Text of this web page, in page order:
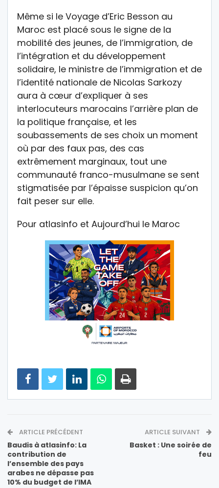
Même si le Voyage d’Eric Besson au
Maroc est placé sous le signe de la
mobilité des jeunes, de l’immigration, de
l’intégration et du développement
solidaire, le ministre de l’immigration et de
l’identité nationale de Nicolas Sarkozy
aura à cœur d’expliquer à ses
interlocuteurs marocains l’arrière plan de
la politique française, et les
soubassements de ses choix un moment
où par des faux pas, des cas
extrêmement marginaux, tout une
communauté franco-musulmane se sent
stigmatisée par l’épaisse suspicion qu’on
fait peser sur elle.
Pour atlasinfo et Aujourd’hui le Maroc
ARTICLE PRÉCÉDENT
Baudis à atlasinfo: La
contribution de
l’ensemble des pays
arabes ne dépasse pas
10% du budget de l’IMA
ARTICLE SUIVANT
Basket : Une soirée de
feu